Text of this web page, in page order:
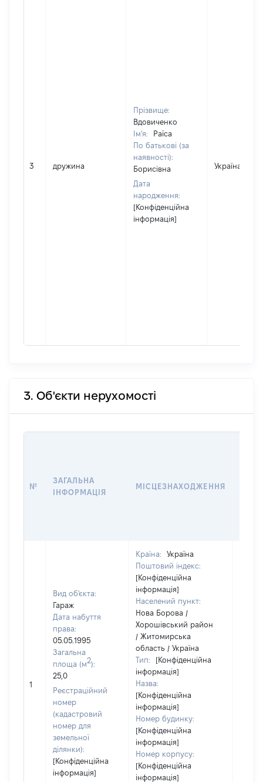
3 дружина
Прізвище:
Вдовиченко
Ім'я:
Раїса
По батькові (за
наявності):
Борисівна
Дата
народження:
[Конфіденційна
інформація]
Україна
3. Об'єкти нерухомості
№
ЗАГАЛЬНА
ІНФОРМАЦІЯ
МІСЦЕЗНАХОДЖЕННЯ
1
Вид об'єкта:
Гараж
Дата набуття
права:
05.05.1995
Загальна
площа (м2):
25,0
Реєстраційний
номер
(кадастровий
номер для
земельної
ділянки):
[Конфіденційна
інформація]
Країна:
Україна
Поштовий індекс:
[Конфіденційна
інформація]
Населений пункт:
Нова Борова /
Хорошівський район
/ Житомирська
область / Україна
Тип:
[Конфіденційна
інформація]
Назва:
[Конфіденційна
інформація]
Номер будинку:
[Конфіденційна
інформація]
Номер корпусу:
[Конфіденційна
інформація]